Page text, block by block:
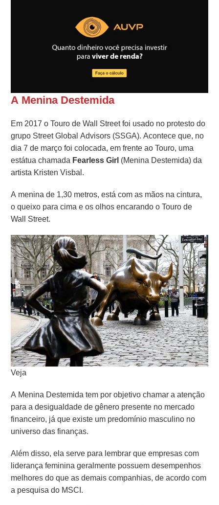
A Menina Destemida
Em 2017 o Touro de Wall Street foi usado no protesto do
grupo Street Global Advisors (SSGA). Acontece que, no
dia 7 de março foi colocada, em frente ao Touro, uma
estátua chamada Fearless Girl (Menina Destemida) da
artista Kristen Visbal.
A menina de 1,30 metros, está com as mãos na cintura,
o queixo para cima e os olhos encarando o Touro de
Wall Street.
Veja
A Menina Destemida tem por objetivo chamar a atenção
para a desigualdade de gênero presente no mercado
financeiro, já que existe um predomínio masculino no
universo das finanças.
Além disso, ela serve para lembrar que empresas com
liderança feminina geralmente possuem desempenhos
melhores do que as demais companhias, de acordo com
a pesquisa do MSCI.